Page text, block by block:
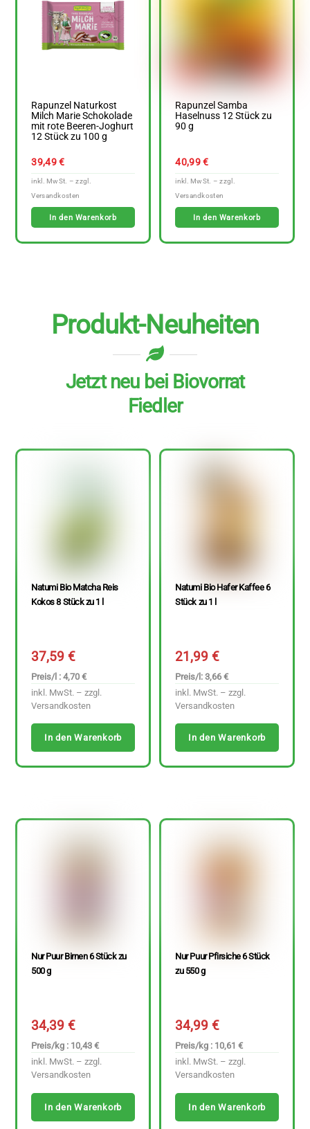
Rapunzel Naturkost
Milch Marie Schokolade
mit rote Beeren-Joghurt
12 Stück zu 100 g
39,49€
In den Warenkorb
Rapunzel Samba
Haselnuss 12 Stück zu
90 g
40,99€
In den Warenkorb
Produkt-Neuheiten
Jetzt neu bei Biovorrat
Fiedler
Natumi Bio Matcha Reis
Kokos 8 Stück zu 1 l
37,59€
Preis/l : 4,70 €
inkl. MwSt. – zzgl.
Versandkosten
In den Warenkorb
Natumi Bio Hafer Kaffee 6
Stück zu 1 l
21,99€
Preis/l: 3,66 €
inkl. MwSt. – zzgl.
Versandkosten
In den Warenkorb
Nur Puur Birnen 6 Stück zu
500 g
34,39€
Preis/kg : 10,43 €
inkl. MwSt. – zzgl.
Versandkosten
In den Warenkorb
Nur Puur Pfirsiche 6 Stück
zu 550 g
34,99€
Preis/kg : 10,61 €
inkl. MwSt. – zzgl.
Versandkosten
In den Warenkorb